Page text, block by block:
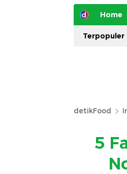
Home
Terpopuler
detikFood
5